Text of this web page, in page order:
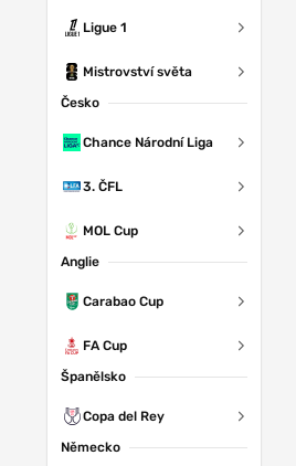
Ligue 1
Mistrovství světa
Česko
Chance Národní Liga
3. ČFL
MOL Cup
Anglie
Carabao Cup
FA Cup
Španělsko
Copa del Rey
Německo